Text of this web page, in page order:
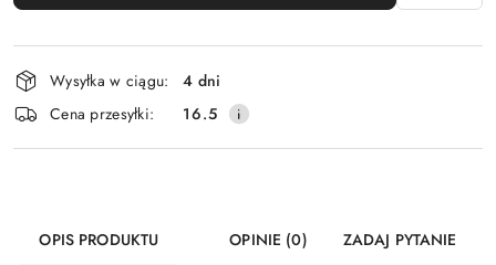
Dostępność
i
dostawa
Wysyłka w ciągu:
4 dni
Cena przesyłki:
16.5
OPIS PRODUKTU OPINIE (0) ZADAJ PYTANIE